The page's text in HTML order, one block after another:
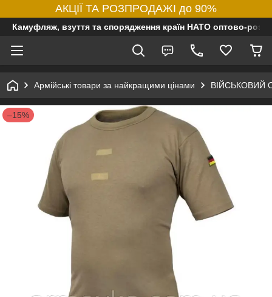
АКЦІЇ ТА РОЗПРОДАЖІ до 90%
Камуфляж, взуття та спорядження країн НАТО оптово-
Армійські товари за найкращими цінами ВІЙСЬКОВИЙ
–15%